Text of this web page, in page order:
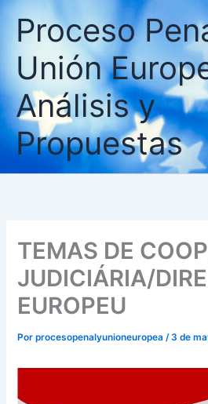
Ir
contenido
Proceso
Unión
Análisis y
Propuestas
TEMAS DE
JUDICIÁRIA/
EUROPEU
Porprocesopenalyunioneuropea/3 de